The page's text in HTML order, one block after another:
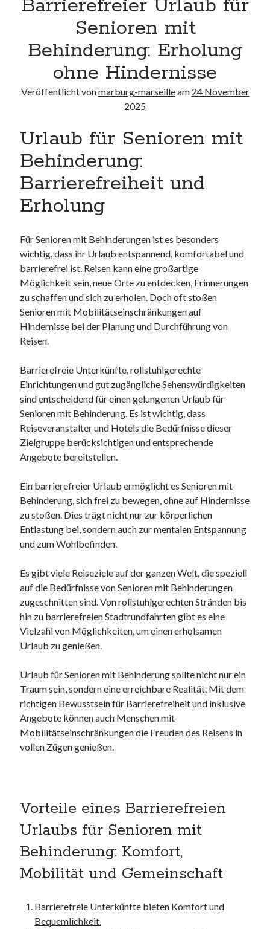
Neueste Kommentare
Keine Kommentare vorhanden.
Archiv
August 2026
Juli 2026
April 2026
März 2026
Februar 2026
Januar 2026
November 2025
September 2025
August 2025
Juli 2025
Juni 2025
Mai 2025
April 2025
März 2025
Februar 2025
Dezember 2024
November 2024
Oktober 2024
September 2024
August 2024
Juli 2024
Juni 2024
April 2024
März 2024
Februar 2024
Januar 2024
Dezember 2023
Kategorien
barrierefreie website
din
din 18040
ferienhaus
ferienwohnung
ferienwohnung mit pflegebett nordsee
ferienwohnungen
fewo
firmenumzug
hause
kmk
kultur
kunst und handwerk
nach
nordsee
ostsee
ostsee urlaub
Barrierefreier Urlaub für
Senioren mit
Behinderung: Erholung
ohne Hindernisse
Veröffentlicht vonmarburg-marseilleam 24 November
2025
Urlaub für Senioren mit
Behinderung:
Barrierefreiheit und
Erholung
Für Senioren mit Behinderungen ist es besonders
wichtig, dass ihr Urlaub entspannend, komfortabel und
barrierefrei ist. Reisen kann eine großartige
Möglichkeit sein, neue Orte zu entdecken, Erinnerungen
zu schaffen und sich zu erholen. Doch oft stoßen
Senioren mit Mobilitätseinschränkungen auf
Hindernisse bei der Planung und Durchführung von
Reisen.
Barrierefreie Unterkünfte, rollstuhlgerechte
Einrichtungen und gut zugängliche Sehenswürdigkeiten
sind entscheidend für einen gelungenen Urlaub für
Senioren mit Behinderung. Es ist wichtig, dass
Reiseveranstalter und Hotels die Bedürfnisse dieser
Zielgruppe berücksichtigen und entsprechende
Angebote bereitstellen.
Ein barrierefreier Urlaub ermöglicht es Senioren mit
Behinderung, sich frei zu bewegen, ohne auf Hindernisse
zu stoßen. Dies trägt nicht nur zur körperlichen
Entlastung bei, sondern auch zur mentalen Entspannung
und zum Wohlbefinden.
Es gibt viele Reiseziele auf der ganzen Welt, die speziell
auf die Bedürfnisse von Senioren mit Behinderungen
zugeschnitten sind. Von rollstuhlgerechten Stränden bis
hin zu barrierefreien Stadtrundfahrten gibt es eine
Vielzahl von Möglichkeiten, um einen erholsamen
Urlaub zu genießen.
Urlaub für Senioren mit Behinderung sollte nicht nur ein
Traum sein, sondern eine erreichbare Realität. Mit dem
richtigen Bewusstsein für Barrierefreiheit und inklusive
Angebote können auch Menschen mit
Mobilitätseinschränkungen die Freuden des Reisens in
vollen Zügen genießen.
Vorteile eines Barrierefreien
Urlaubs für Senioren mit
Behinderung: Komfort,
Mobilität und Gemeinschaft
Barrierefreie Unterkünfte bieten Komfort und
Bequemlichkeit.